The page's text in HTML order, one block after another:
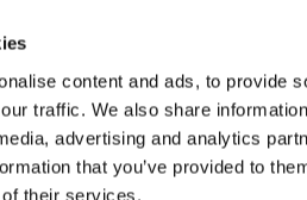
content and ads, to provide
traffic. We also share
advertising and analytics
that you’ve provided to
their services.
Facebook